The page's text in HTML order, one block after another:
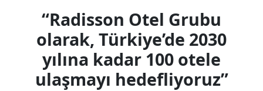
“Radisson Otel Grubu
olarak, Türkiye’de 2030
yılına kadar 100 otele
ulaşmayı hedefliyoruz”